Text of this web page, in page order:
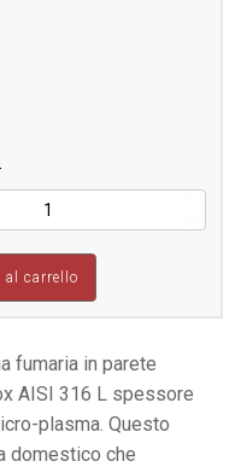
carrello
fumaria in parete
AISI 316 L spessore
plasma. Questo
domestico che